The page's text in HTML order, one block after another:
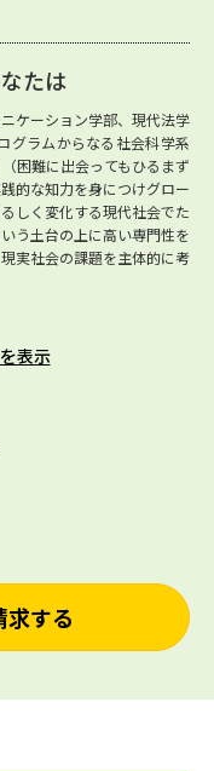
たは
ケーション学部、現代法学
グラムからなる社会科学系
困難に出会ってもひるまず
的な知力を身につけグロー
しく変化する現代社会でた
う土台の上に高い専門性を
実社会の課題を主体的に考
表示
求する